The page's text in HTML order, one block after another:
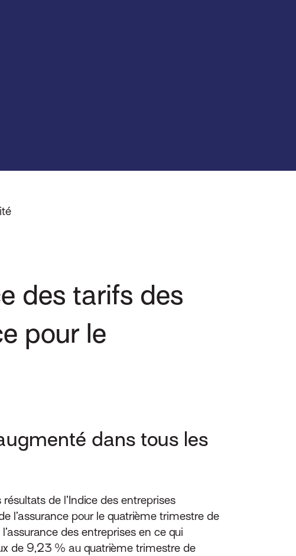
des tarifs des
pour le
dans tous les
de l’Indice des entreprises
l’assurance pour le quatrième trimestre de
des entreprises en ce qui
de 9,23 % au quatrième trimestre de